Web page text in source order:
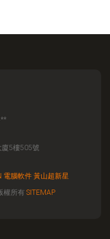
5樓505號
電腦軟件 黃山超新星
權所有 SITEMAP